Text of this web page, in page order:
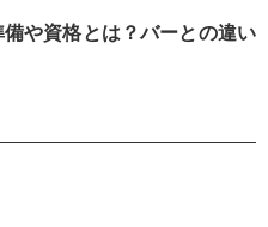
や資格とは？バーとの違い